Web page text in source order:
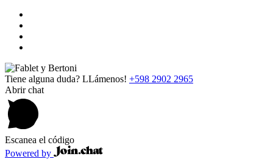
Tiene alguna duda? LLámenos! +598 2902 2965
Abrir chat
Escanea el código
Powered by